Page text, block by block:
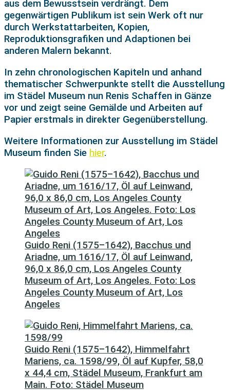
aus dem Bewusstsein verdrängt. Dem
gegenwärtigen Publikum ist sein Werk oft nur
durch Werkstattarbeiten, Kopien,
Reproduktionsgrafiken und Adaptionen bei
anderen Malern bekannt.
In zehn chronologischen Kapiteln und anhand
thematischer Schwerpunkte stellt die Ausstellung
im Städel Museum nun Renis Schaffen in Gänze
vor und zeigt seine Gemälde und Arbeiten auf
Papier erstmals in direkter Gegenüberstellung.
Weitere Informationen zur Ausstellung im Städel
Museum finden Sie hier.
Guido Reni (1575–1642), Bacchus und
Ariadne, um 1616/17, Öl auf Leinwand,
96,0 x 86,0 cm, Los Angeles County
Museum of Art, Los Angeles. Foto: Los
Angeles County Museum of Art, Los
Angeles
Guido Reni (1575–1642), Himmelfahrt
Mariens, ca. 1598/99, Öl auf Kupfer, 58,0
x 44,4 cm, Städel Museum, Frankfurt am
Main. Foto: Städel Museum